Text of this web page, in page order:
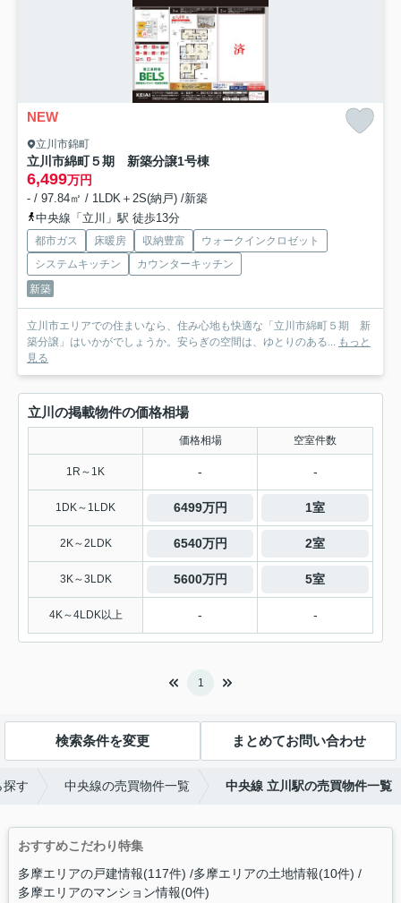
NEW
立川市錦町
立川市綿町５期 新築分譲1号棟
6,499万円
- / 97.84㎡ / 1LDK＋2S(納戸) /新築
中央線「立川」駅 徒歩13分
都市ガス 床暖房 収納豊富
ウォークインクロゼット
システムキッチン
カウンターキッチン
新築
立川市エリアでの住まいなら、住み心地も快適な「立川市綿町５期 新
築分譲」はいかがでしょうか。安らぎの空間は、ゆとりのある... もっと
見る
立川の掲載物件の価格相場
価格相場 空室件数
1R～1K - -
1DK～1LDK 6499万円 1室
2K～2LDK 6540万円 2室
3K～3LDK 5600万円 5室
4K～4LDK以上 - -
1
検索条件を変更 まとめてお問い合わせ
探す 中央線の売買物件一覧 中央線 立川駅の売買物件一覧
おすすめこだわり特集
多摩エリアの戸建情報(117件) 多摩エリアの土地情報(10件)
多摩エリアのマンション情報(0件)